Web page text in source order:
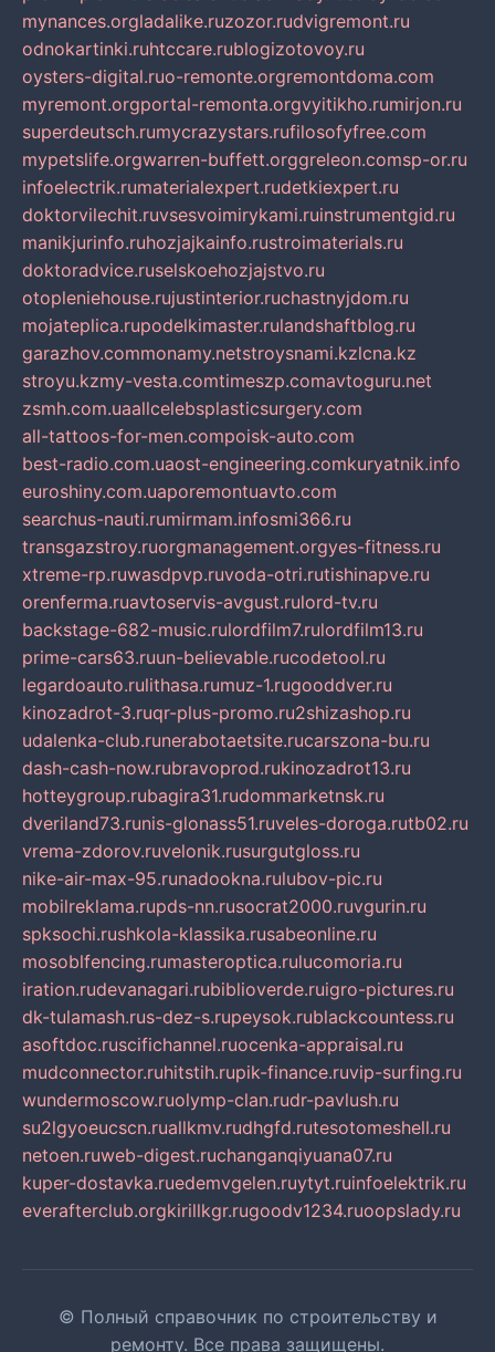
mynances.orgladalike.ruzozor.rudvigremont.ru
odnokartinki.ruhtccare.rublogizotovoy.ru
oysters-digital.ruo-remonte.orgremontdoma.com
myremont.orgportal-remonta.orgvyitikho.rumirjon.ru
superdeutsch.rumycrazystars.rufilosofyfree.com
mypetslife.orgwarren-buffett.orggreleon.comsp-or.ru
infoelectrik.rumaterialexpert.rudetkiexpert.ru
doktorvilechit.ruvsesvoimirykami.ruinstrumentgid.ru
manikjurinfo.ruhozjajkainfo.rustroimaterials.ru
doktoradvice.ruselskoehozjajstvo.ru
otopleniehouse.rujustinterior.ruchastnyjdom.ru
mojateplica.rupodelkimaster.rulandshaftblog.ru
garazhov.commonamy.netstroysnami.kzlcna.kz
stroyu.kzmy-vesta.comtimeszp.comavtoguru.net
zsmh.com.uaallcelebsplasticsurgery.com
all-tattoos-for-men.compoisk-auto.com
best-radio.com.uaost-engineering.comkuryatnik.info
euroshiny.com.uaporemontuavto.com
searchus-nauti.rumirmam.infosmi366.ru
transgazstroy.ruorgmanagement.orgyes-fitness.ru
xtreme-rp.ruwasdpvp.ruvoda-otri.rutishinapve.ru
orenferma.ruavtoservis-avgust.rulord-tv.ru
backstage-682-music.rulordfilm7.rulordfilm13.ru
prime-cars63.ruun-believable.rucodetool.ru
legardoauto.rulithasa.rumuz-1.rugooddver.ru
kinozadrot-3.ruqr-plus-promo.ru2shizashop.ru
udalenka-club.runerabotaetsite.rucarszona-bu.ru
dash-cash-now.rubravoprod.rukinozadrot13.ru
hotteygroup.rubagira31.rudommarketnsk.ru
dveriland73.runis-glonass51.ruveles-doroga.rutb02.ru
vrema-zdorov.ruvelonik.rusurgutgloss.ru
nike-air-max-95.runadookna.rulubov-pic.ru
mobilreklama.rupds-nn.rusocrat2000.ruvgurin.ru
spksochi.rushkola-klassika.rusabeonline.ru
mosoblfencing.rumasteroptica.rulucomoria.ru
iration.rudevanagari.rubiblioverde.ruigro-pictures.ru
dk-tulamash.rus-dez-s.rupeysok.rublackcountess.ru
asoftdoc.ruscifichannel.ruocenka-appraisal.ru
mudconnector.ruhitstih.rupik-finance.ruvip-surfing.ru
wundermoscow.ruolymp-clan.rudr-pavlush.ru
su2lgyoeucscn.ruallkmv.rudhgfd.rutesotomeshell.ru
netoen.ruweb-digest.ruchanganqiyuana07.ru
kuper-dostavka.ruedemvgelen.ruytyt.ruinfoelektrik.ru
everafterclub.orgkirillkgr.rugoodv1234.ruoopslady.ru
© Полный справочник по строительству и
ремонту. Все права защищены.